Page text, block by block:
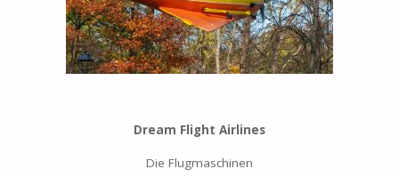
Dream Flight Airlines
Die Flugmaschinen